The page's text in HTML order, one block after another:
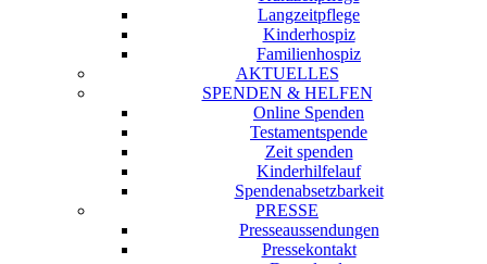
Langzeitpflege
Kinderhospiz
Familienhospiz
AKTUELLES
SPENDEN & HELFEN
Online Spenden
Testamentspende
Zeit spenden
Kinderhilfelauf
Spendenabsetzbarkeit
PRESSE
Presseaussendungen
Pressekontakt